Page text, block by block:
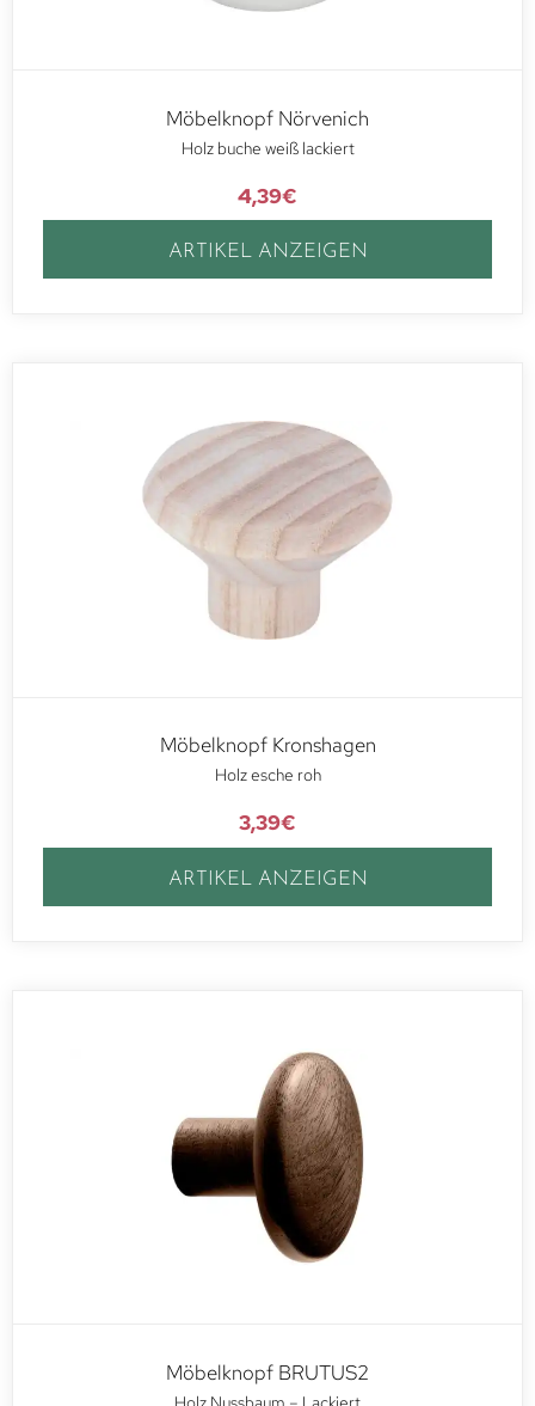
Möbelknopf Nörvenich
Holz buche weiß lackiert
4,39€
ARTIKEL ANZEIGEN
Möbelknopf Kronshagen
Holz esche roh
3,39€
ARTIKEL ANZEIGEN
Möbelknopf BRUTUS2